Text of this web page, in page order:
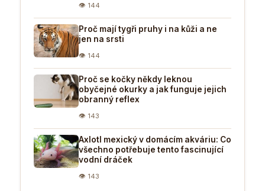
👁 144
Proč mají tygři pruhy i na kůži a ne
jen na srsti
👁 144
Proč se kočky někdy leknou
obyčejné okurky a jak funguje jejich
obranný reflex
👁 143
Axlotl mexický v domácím akváriu: Co
všechno potřebuje tento fascinující
vodní dráček
👁 143